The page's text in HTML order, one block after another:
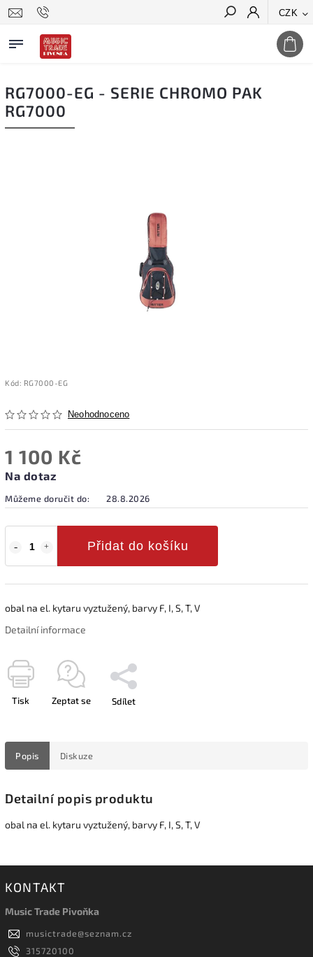
CZK
Hledat
RG7000-EG - SERIE CHROMO PAK
RG7000
Kód: RG7000-EG
Neohodnoceno
1 100 Kč
Na dotaz
Můžeme doručit do: 28.8.2026
Přidat do košíku
obal na el. kytaru vyztužený, barvy F, I, S, T, V
Detailní informace
Tisk Zeptat se Sdílet
Popis Diskuze
Detailní popis produktu
obal na el. kytaru vyztužený, barvy F, I, S, T, V
KONTAKT
Music Trade Pivoňka
musictrade@seznam.cz
315720100